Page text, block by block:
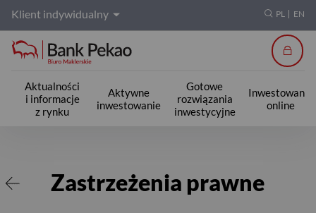
Klient indywidualny PL EN
Aktualności
i informacje
z rynku
Aktywne
inwestowanie
Gotowe
rozwiązania
inwestycyjne
Inwestowanie
online
Zastrzeżenia prawne